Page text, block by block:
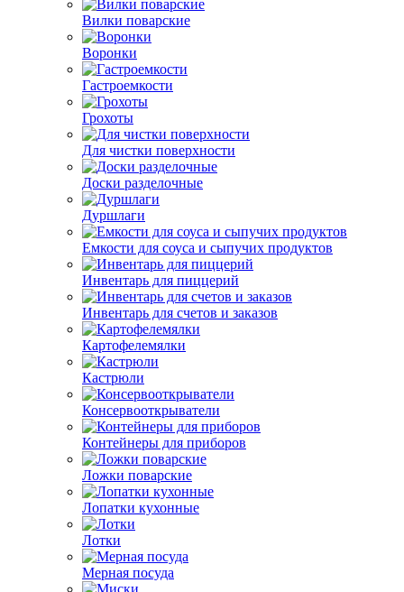
Вилки поварские
Воронки
Гастроемкости
Грохоты
Для чистки поверхности
Доски разделочные
Дуршлаги
Емкости для соуса и сыпучих продуктов
Инвентарь для пиццерий
Инвентарь для счетов и заказов
Картофелемялки
Кастрюли
Консервооткрыватели
Контейнеры для приборов
Ложки поварские
Лопатки кухонные
Лотки
Мерная посуда